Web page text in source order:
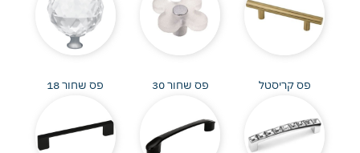
פס קריסטל פס שחור 30 פס שחור 18